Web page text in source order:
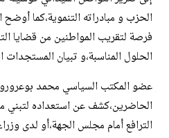
الحزب و مبادراته التنموية،كما أوضح
فرصة لتقريب المواطنين من قضايا
الحلول المناسبة،و تبيان
عضو المكتب السياسي محمد
الحاضرين،كشف عن استعداده لتبني
الترافع أمام مجلس الجهة،أو لدى